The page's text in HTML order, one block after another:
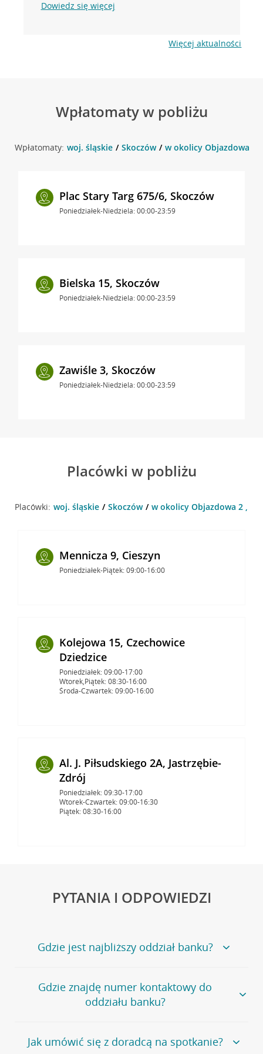
Dowiedz się więcej
Więcej aktualności
Wpłatomaty w pobliżu
Wpłatomaty: woj. śląskie Skoczów w okolicy Objazdowa 2 ,
Plac Stary Targ 675/6, Skoczów
Poniedziałek-Niedziela: 00:00-23:59
Bielska 15, Skoczów
Poniedziałek-Niedziela: 00:00-23:59
Zawiśle 3, Skoczów
Poniedziałek-Niedziela: 00:00-23:59
Placówki w pobliżu
Placówki: woj. śląskie Skoczów w okolicy Objazdowa 2 ,
Mennicza 9, Cieszyn
Poniedziałek-Piątek: 09:00-16:00
Kolejowa 15, Czechowice
Dziedzice
Poniedziałek: 09:00-17:00
Wtorek,Piątek: 08:30-16:00
Środa-Czwartek: 09:00-16:00
Al. J. Piłsudskiego 2A, Jastrzębie-
Zdrój
Poniedziałek: 09:30-17:00
Wtorek-Czwartek: 09:00-16:30
Piątek: 08:30-16:00
PYTANIA I ODPOWIEDZI
Gdzie jest najbliższy oddział banku?
Jeśli szukasz oddziału naszego banku, zapraszamy na
stronęPlacówki i bankomaty, na której znajduje się
wygodna wyszukiwarka.
oddziałów
Gdzie znajdę numer kontaktowy do
oddziału banku?
Bank Credit Agricole nie udostępnia ogólnego numeru
telefonu do placówki bankowej.
Jak umówić się z doradcą na spotkanie?